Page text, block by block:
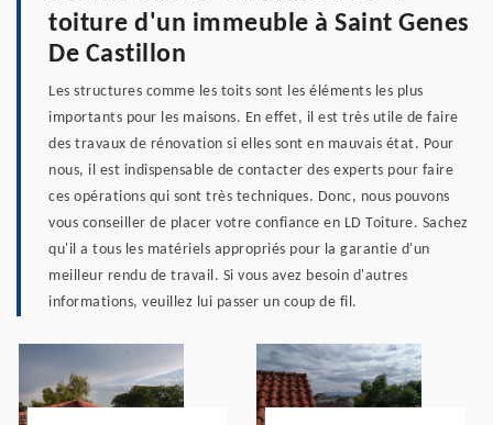
toiture d'un immeuble à Saint Genes
De Castillon
Les structures comme les toits sont les éléments les plus
importants pour les maisons. En effet, il est très utile de faire
des travaux de rénovation si elles sont en mauvais état. Pour
nous, il est indispensable de contacter des experts pour faire
ces opérations qui sont très techniques. Donc, nous pouvons
vous conseiller de placer votre confiance en LD Toiture. Sachez
qu'il a tous les matériels appropriés pour la garantie d'un
meilleur rendu de travail. Si vous avez besoin d'autres
informations, veuillez lui passer un coup de fil.